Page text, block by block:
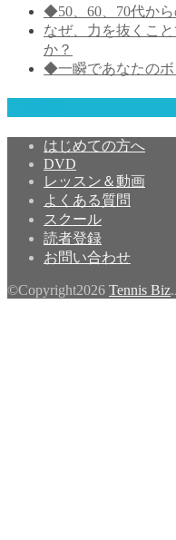
◆50、60、70代か
なぜ、力を抜くこ
か？
◆一瞬であなたの
はじめての方へ
DVD
レッスン＆動画
よくある質問
スクール
読者登録
お問い合わせ
©Copyright2026 Tennis Biz